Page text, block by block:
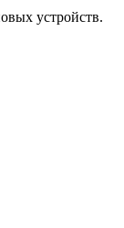
устройств.